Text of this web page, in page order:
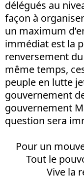
délégués au
façon à
un maximum
immédiat est la
renversement
même temps,
peuple en lutte
gouvernement
gouvernement
question sera
Pour un
Tout le
Vive la